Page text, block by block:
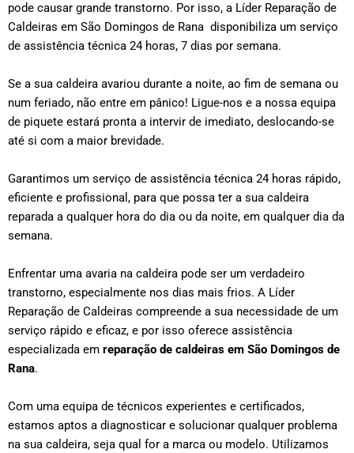
pode causar grande transtorno. Por isso, a Líder Reparação de
Caldeiras em São Domingos de Rana disponibiliza um serviço
de assistência técnica 24 horas, 7 dias por semana.
Se a sua caldeira avariou durante a noite, ao fim de semana ou
num feriado, não entre em pânico! Ligue-nos e a nossa equipa
de piquete estará pronta a intervir de imediato, deslocando-se
até si com a maior brevidade.
Garantimos um serviço de assistência técnica 24 horas rápido,
eficiente e profissional, para que possa ter a sua caldeira
reparada a qualquer hora do dia ou da noite, em qualquer dia da
semana.
Enfrentar uma avaria na caldeira pode ser um verdadeiro
transtorno, especialmente nos dias mais frios. A Líder
Reparação de Caldeiras compreende a sua necessidade de um
serviço rápido e eficaz, e por isso oferece assistência
especializada em reparação de caldeiras em São Domingos de
Rana.
Com uma equipa de técnicos experientes e certificados,
estamos aptos a diagnosticar e solucionar qualquer problema
na sua caldeira, seja qual for a marca ou modelo. Utilizamos